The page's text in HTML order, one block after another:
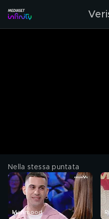
Nella stessa puntata
Mahmood